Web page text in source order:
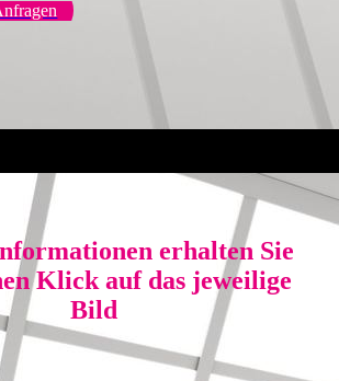
erhalten Sie
Klick auf das jeweilige
Bild